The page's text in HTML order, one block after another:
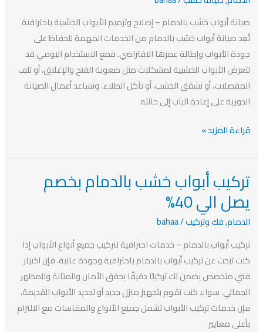
صيانة أبواب خشب بالدمام – إصلاح وترميم الأبواب الخشبية باحترافية
تُعد صيانة أبواب خشب بالدمام من الخدمات المهمة للحفاظ على
جودة الأبواب وإطالة عمرها الافتراضي. فمع الاستخدام اليومي قد
تتعرض الأبواب الخشبية لمشكلات مثل صعوبة الفتح والإغلاق، أو تلف
المفصلات، أو تشقق الخشب، أو تآكل الطلاء. وتساعد أعمال الصيانة
الدورية على إعادة الباب إلى حالته
بالدمام
بخصم
يصل
الي
40%
قراءة المزيد »
تركيب أبواب خشب بالدمام بخصم
يصل الي 40%
الدمام,فك وتركيب/
bahaa
تركيب أبواب بالدمام – خدمات احترافية لتركيب جميع أنواع الأبواب إذا
كنت تبحث عن تركيب أبواب بالدمام باحترافية وجودة عالية، فإن اختيار
فني متخصص يضمن لك تركيبًا دقيقًا يحقق الأمان والمتانة والمظهر
الجمالي. سواء كنت تقوم بتجهيز منزل جديد أو تجديد الأبواب القديمة،
فإن خدمات تركيب الأبواب تشمل جميع الأنواع والمقاسات مع الالتزام
بأعلى معايير
تركيب
أبواب
خشب
بالدمام
بخصم
يصل
الي
40%